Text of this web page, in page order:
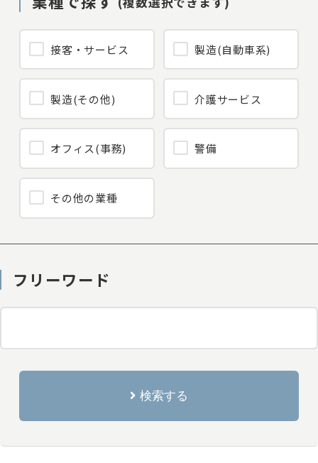
接客・サービス 製造(自動車系)
製造(その他) 介護サービス
オフィス(事務) 警備
その他の業種
フリーワード
検索する